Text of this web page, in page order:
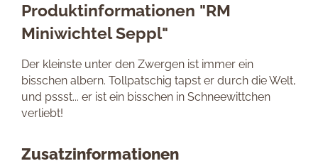
Produktinformationen "RM
Miniwichtel Seppl"
Der kleinste unter den Zwergen ist immer ein
bisschen albern. Tollpatschig tapst er durch die Welt,
und pssst... er ist ein bisschen in Schneewittchen
verliebt!
Zusatzinformationen